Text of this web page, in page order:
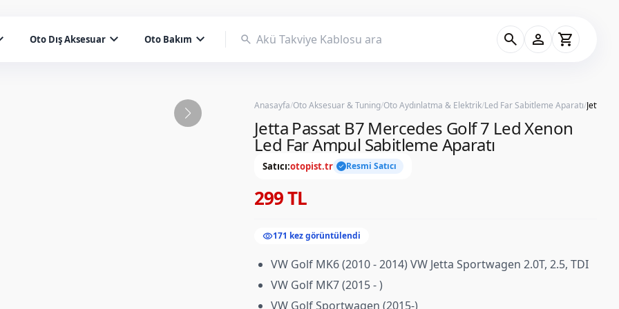
Oto Dış Aksesuar expand_more Oto Bakım expand_more search search person shopping_cart
Anasayfa/Oto Aksesuar & Tuning/Oto Aydınlatma & Elektrik/Led Far Sabitleme Aparatı/
Jetta Passat B7 Mercedes Golf 7 Led Xenon
Led Far Ampul Sabitleme Aparatı
Satıcı:otopist.tr check Resmi Satıcı
299 TL
visibility171 kez görüntülendi
VW Golf MK6 (2010 - 2014) VW Jetta Sportwagen 2.0T, 2.5, TDI
VW Golf MK7 (2015 - )
VW Golf Sportwagen (2015-)